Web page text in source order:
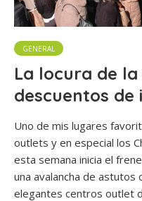
GENERAL
La locura de
descuentos de
Uno de mis lugares
outlets y en especial los
esta semana inicia el
una avalancha de astutos
elegantes centros outlet